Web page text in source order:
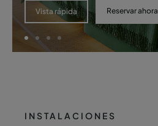
Vista rápida Reservar ahora
INSTALACIONES